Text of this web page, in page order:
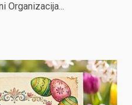
Organizacija...